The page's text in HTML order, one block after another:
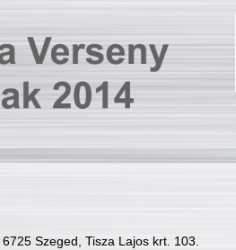
Szeged, Tisza Lajos krt. 103.